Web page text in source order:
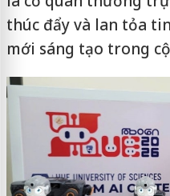
thúc đẩy và lan tỏa
mới sáng tạo trong